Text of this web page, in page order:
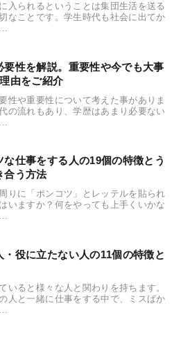
入られるということは集団生活を送る
なことです。学生時代も社会に出てか
要性を解説。重要性や今でも大事
由をご紹介
性や重要性について考えた事がありま
の流れもあり、学歴はあまり必要ない
な仕事をする人の19個の特徴とう
合う方法
りに「ポンコツ」とレッテルを貼られ
いますか？何をやっても上手くいかな
・役に立たない人の11個の特徴と
いると様々な人と関わりを持ちます。
人と一緒に仕事をする中で、ミスばか